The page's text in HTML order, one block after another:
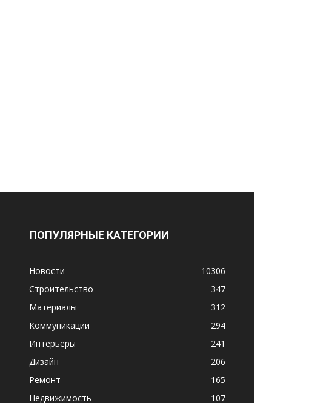
ПОПУЛЯРНЫЕ КАТЕГОРИИ
Новости
10306
Строительство
347
Материалы
312
Коммуникации
294
Интерьеры
241
Дизайн
206
Ремонт
165
Недвижимость
107